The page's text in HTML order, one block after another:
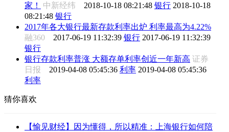
家！
中新经纬 2018-10-18 08:21:48 银行 2018-10-18
08:21:48 银行
2017年各大银行最新存款利率出炉 利率最高为4.22%
融360 2017-06-19 11:32:39 银行 2017-06-19 11:32:39
银行
银行存款利率普涨 大额存单利率创近一年新高 证券
日报 2019-04-08 05:45:36 利率 2019-04-08 05:45:36
利率
猜你喜欢
【愉见财经】因为懂得，所以精准：上海银行如何陪